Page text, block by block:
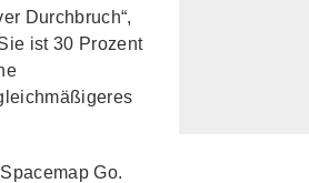
Durchbruch“,
ist 30 Prozent
Go.